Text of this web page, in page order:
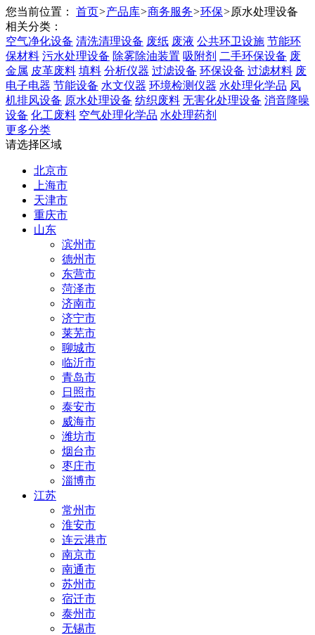
您当前位置： 首页>产品库>商务服务>环保>原水处理设备
相关分类：
空气净化设备 清洗清理设备 废纸 废液 公共环卫设施 节能环
保材料 污水处理设备 除雾除油装置 吸附剂 二手环保设备 废
金属 皮革废料 填料 分析仪器 过滤设备 环保设备 过滤材料 废
电子电器 节能设备 水文仪器 环境检测仪器 水处理化学品 风
机排风设备 原水处理设备 纺织废料 无害化处理设备 消音降噪
设备 化工废料 空气处理化学品 水处理药剂
更多分类
请选择区域
北京市
上海市
天津市
重庆市
山东
滨州市
德州市
东营市
菏泽市
济南市
济宁市
莱芜市
聊城市
临沂市
青岛市
日照市
泰安市
威海市
潍坊市
烟台市
枣庄市
淄博市
江苏
常州市
淮安市
连云港市
南京市
南通市
苏州市
宿迁市
泰州市
无锡市